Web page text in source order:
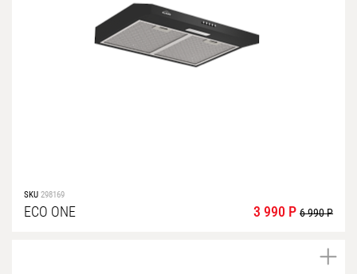
SKU 298169
ECO ONE 3 990 Р 6 990 Р